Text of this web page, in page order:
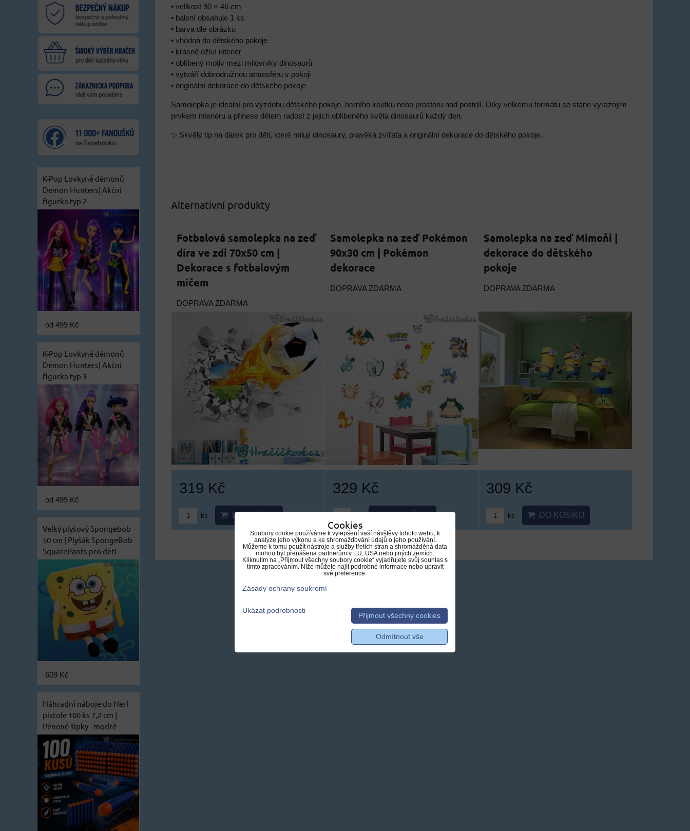
• velikost 90 × 46 cm
• balení obsahuje 1 ks
• barva dle obrázku
• vhodná do dětského pokoje
• krásně oživí interiér
• oblíbený motiv mezi milovníky dinosaurů
• vytváří dobrodružnou atmosféru v pokoji
• originální dekorace do dětského pokoje
Samolepka je ideální pro výzdobu dětského pokoje, herního koutku nebo prostoru nad postelí. Díky velkému formátu se stane výrazným
prvkem interiéru a přinese dětem radost z jejich oblíbeného světa dinosaurů každý den.
✨ Skvělý tip na dárek pro děti, které milují dinosaury, pravěká zvířata a originální dekorace do dětského pokoje.
Alternativní produkty
Fotbalová samolepka na zeď
díra ve zdi 70x50 cm |
Dekorace s fotbalovým
míčem
DOPRAVA ZDARMA
319 Kč
ks DO KOŠÍKU
Samolepka na zeď Pokémon
90x30 cm | Pokémon
dekorace
DOPRAVA ZDARMA
329 Kč
Samolepka na zeď Mimoňi |
dekorace do dětského
pokoje
DOPRAVA ZDARMA
309 Kč
ks DO KOŠÍKU
K-Pop Lovkyně démonů
Demon Hunters| Akční
figurka typ 2
od 499 Kč
K-Pop Lovkyně démonů
Demon Hunters| Akční
figurka typ 3
od 499 Kč
Velký plyšový Spongebob
50 cm | Plyšák SpongeBob
SquarePants pro děti
609 Kč
Náhradní náboje do Nerf
pistole 100 ks 7,2 cm |
Pěnové šipky - modré
Cookies
Soubory cookie používáme k vylepšení vaší návštěvy tohoto webu, k
analýze jeho výkonu a ke shromažďování údajů o jeho používání.
Můžeme k tomu použít nástroje a služby třetích stran a shromážděná data
mohou být přenášena partnerům v EU, USA nebo jiných zemích.
Kliknutím na „Přijmout všechny soubory cookie“ vyjadřujete svůj souhlas s
tímto zpracováním. Níže můžete najít podrobné informace nebo upravit
své preference.
Zásady ochrany soukromí
Ukázat podrobnosti
Přijmout všechny cookies
Odmítnout vše